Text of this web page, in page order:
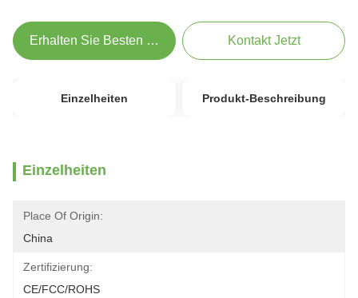
Erhalten Sie Besten Preis Kontakt Jetzt
Einzelheiten Produkt-Beschreibung
Einzelheiten
Place Of Origin:
China
Zertifizierung:
CE/FCC/ROHS